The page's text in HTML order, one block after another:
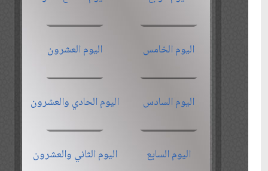
اليوم الخامس اليوم العشرون
اليوم السادس اليوم الحادي والعشرون
اليوم السابع اليوم الثاني والعشرون